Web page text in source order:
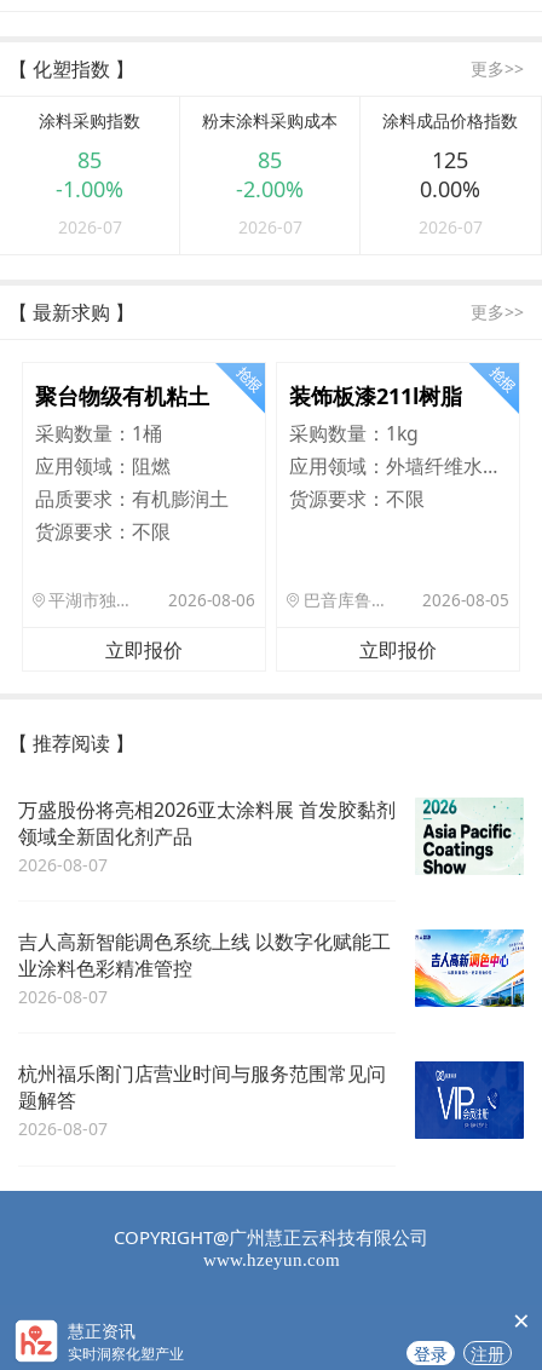
【 化塑指数 】 更多>>
涂料采购指数
85
-1.00%
2026-07
粉末涂料采购成本
85
-2.00%
2026-07
涂料成品价格指数
125
0.00%
2026-07
【 最新求购 】 更多>>
聚台物级有机粘土
采购数量： 1桶
应用领域： 阻燃
品质要求： 有机膨润土
货源要求： 不限
平湖市独山港镇集港路 589 号 2026-08-06
立即报价
装饰板漆211l树脂
采购数量： 1kg
应用领域：
外墙纤维水泥板
货源要求：不限
巴音库鲁提镇,托帕口岸六号库房 2026-08-05
立即报价
【 推荐阅读 】
万盛股份将亮相2026亚太涂料展 首发胶黏剂
领域全新固化剂产品
2026-08-07
吉人高新智能调色系统上线 以数字化赋能工
业涂料色彩精准管控
2026-08-07
杭州福乐阁门店营业时间与服务范围常见问
题解答
2026-08-07
COPYRIGHT@广州慧正云科技有限公司
www.hzeyun.com
慧正资讯
实时洞察化塑产业 登录 注册
×